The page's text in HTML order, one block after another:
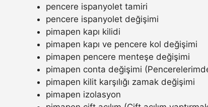
pencere ispanyolet tamiri
pencere ispanyolet değişimi
pimapen kapı kilidi
pimapen kapı ve pencere kol değişimi
pimapen pencere menteşe değişimi
pimapen conta değişimi
pimapen kilit karşılığı zamak değişimi
pimapen izolasyon